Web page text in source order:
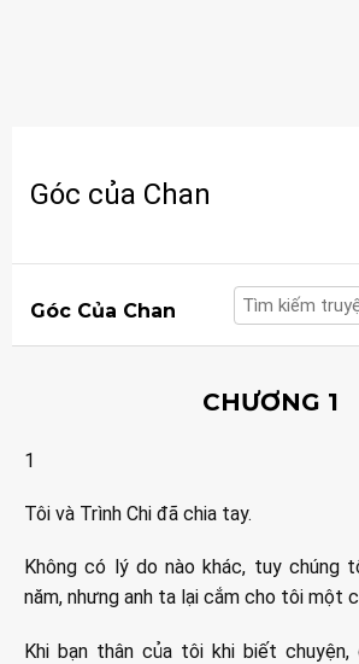
content
Góc của Chan
Góc Của Chan
CHƯƠNG 1
1
Tôi và Trình Chi đã chia tay.
Không có lý do nào khác, tuy chúng
năm, nhưng anh ta lại cắm cho tôi một
Khi bạn thân của tôi khi biết